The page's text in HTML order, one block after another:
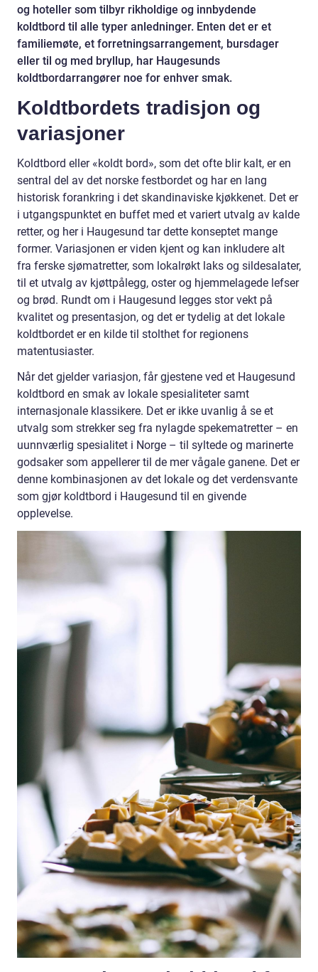
og hoteller som tilbyr rikholdige og innbydende
koldtbord til alle typer anledninger. Enten det er et
familiemøte, et forretningsarrangement, bursdager
eller til og med bryllup, har Haugesunds
koldtbordarrangører noe for enhver smak.
Koldtbordets tradisjon og
variasjoner
Koldtbord eller «koldt bord», som det ofte blir kalt, er en
sentral del av det norske festbordet og har en lang
historisk forankring i det skandinaviske kjøkkenet. Det er
i utgangspunktet en buffet med et variert utvalg av kalde
retter, og her i Haugesund tar dette konseptet mange
former. Variasjonen er viden kjent og kan inkludere alt
fra ferske sjømatretter, som lokalrøkt laks og sildesalater,
til et utvalg av kjøttpålegg, oster og hjemmelagede lefser
og brød. Rundt om i Haugesund legges stor vekt på
kvalitet og presentasjon, og det er tydelig at det lokale
koldtbordet er en kilde til stolthet for regionens
matentusiaster.
Når det gjelder variasjon, får gjestene ved et Haugesund
koldtbord en smak av lokale spesialiteter samt
internasjonale klassikere. Det er ikke uvanlig å se et
utvalg som strekker seg fra nylagde spekematretter – en
uunnværlig spesialitet i Norge – til syltede og marinerte
godsaker som appellerer til de mer vågale ganene. Det er
denne kombinasjonen av det lokale og det verdensvante
som gjør koldtbord i Haugesund til en givende
opplevelse.